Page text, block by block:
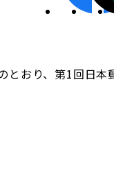
おり、第1回日本